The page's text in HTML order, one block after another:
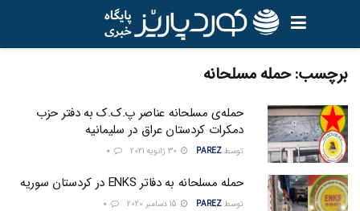
برچسب:حمله مسلحانه
حملەی مسلحانە عناصر پ.ک.ک بە دفتر حزب
دمکرات کردستان عراق در سلیمانیە
توسط PAREZ
حمله مسلحانه به دفاتر ENKS در کردستان سوریه
توسط PAREZ